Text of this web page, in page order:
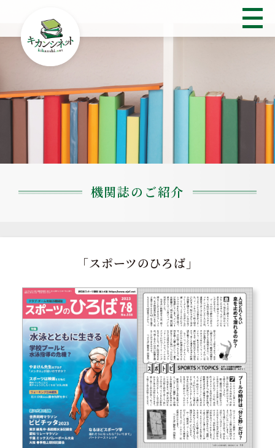
機関誌のご紹介
「スポーツのひろば」